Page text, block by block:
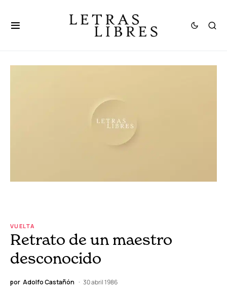
VUELTA
Retrato de un maestro
desconocido
por Adolfo Castañón 30 abril 1986